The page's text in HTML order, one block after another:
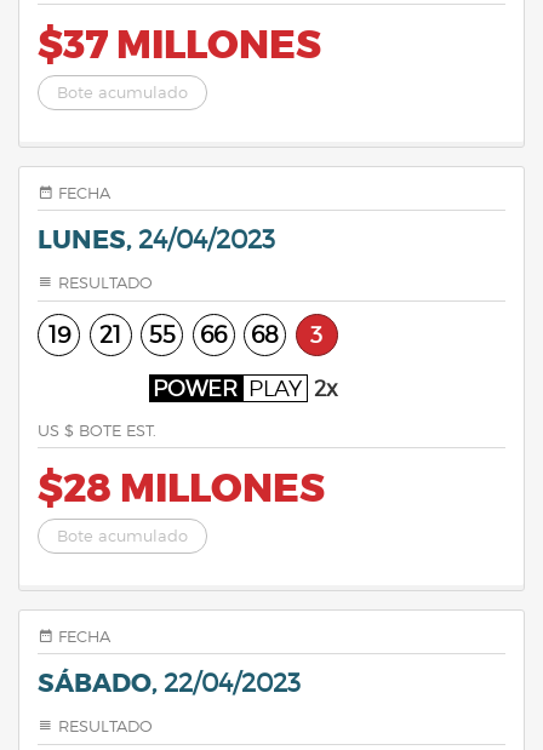
$37 MILLONES
Bote acumulado
FECHA
LUNES, 24/04/2023
RESULTADO
19 21 55 66 68 3
POWER PLAY 2x
US $ BOTE EST.
$28 MILLONES
Bote acumulado
FECHA
SÁBADO, 22/04/2023
RESULTADO